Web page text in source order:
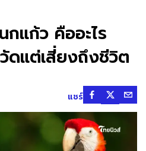
กแก้ว คืออะไร
ดแต่เสี่ยงถึงชีวิต
แชร์